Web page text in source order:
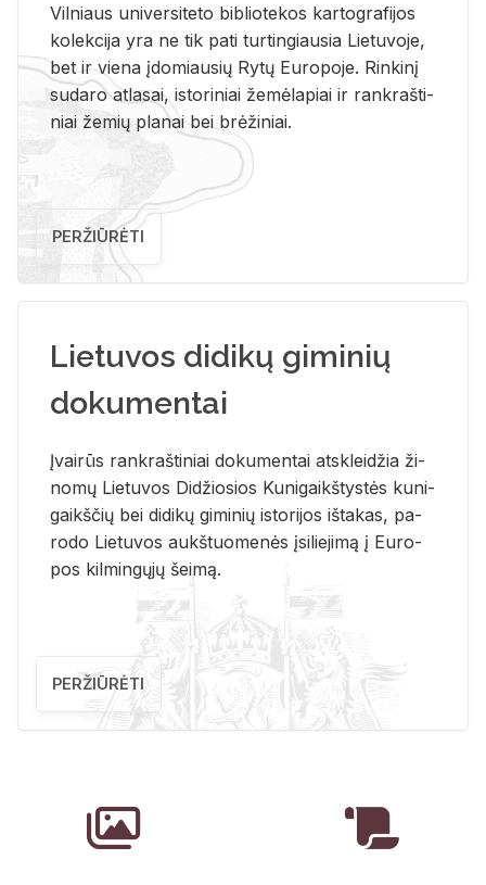
Vil­niaus uni­ver­si­te­to bi­b­lio­te­kos kar­to­gra­fi­jos
ko­lek­ci­ja yra ne tik pati tur­tin­giau­sia Lie­tu­vo­je,
bet ir vie­na įdo­miau­sių Rytų Eu­ro­po­je. Rin­ki­nį
su­da­ro at­la­sai, is­to­ri­niai že­mė­la­piai ir rank­raš­ti­
niai že­mių pla­nai bei brė­ži­niai.
PERŽIŪRĖTI
Lietuvos didikų giminių
dokumentai
Įvai­rūs rank­raš­ti­niai do­ku­men­tai at­sklei­džia ži­
no­mų Lie­tu­vos Di­džio­sios Ku­ni­gaikš­tys­tės ku­ni­
gaikš­čių bei di­di­kų gi­mi­nių is­to­ri­jos iš­ta­kas, pa­
ro­do Lie­tu­vos aukš­tuo­me­nės įsi­lie­ji­mą į Eu­ro­
pos kil­min­gų­jų šei­mą.
PERŽIŪRĖTI